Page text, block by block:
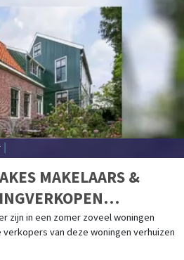
MAKELAARS &
DOOR
zijn in een zomer zoveel woningen
van deze woningen verhuizen